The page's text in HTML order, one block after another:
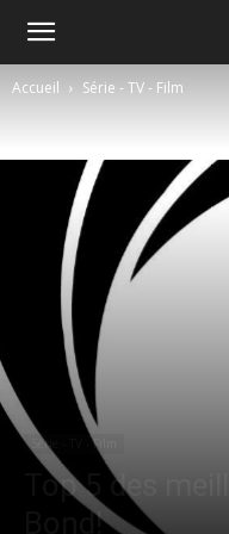
Accueil Série - TV - Film
Série - TV - Film
Top 5 des
Bond!